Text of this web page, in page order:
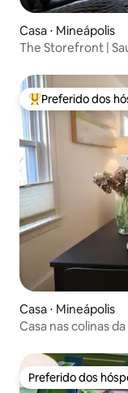
Casa ⋅ Mineápolis
The Storefront |
Entre os
Preferido dos
Casa ⋅ Mineápolis
Casa nas colinas
Preferido dos
Preferido dos